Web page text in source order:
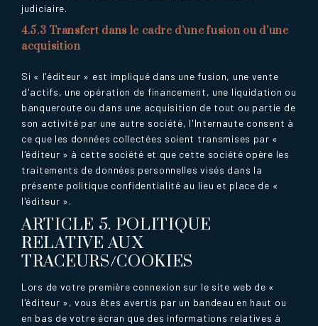
judiciaire.
4.5.3 Transfert dans le cadre d'une fusion ou d'une
acquisition
Si « l'éditeur » est impliqué dans une fusion, une vente
d'actifs, une opération de financement, une liquidation ou
banqueroute ou dans une acquisition de tout ou partie de
son activité par une autre société, l'Internaute consent à
ce que les données collectées soient transmises par «
l'éditeur » à cette société et que cette société opère les
traitements de données personnelles visés dans la
présente politique confidentialité au lieu et place de «
l'éditeur ».
ARTICLE 5. POLITIQUE
RELATIVE AUX
TRACEURS/COOKIES
Lors de votre première connexion sur le site web de «
l'éditeur », vous êtes avertis par un bandeau en haut ou
en bas de votre écran que des informations relatives à